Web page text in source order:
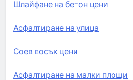
Шлайфане на бетон цени
Асфалтиране на улица
Соев восък цени
Асфалтиране на малки площи